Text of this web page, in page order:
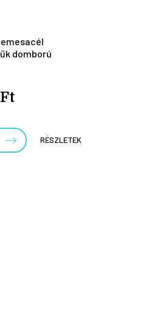
domború
RÉSZLETEK